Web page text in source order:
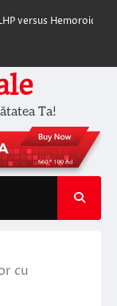
Hemoroidectomia
Ta!
cu